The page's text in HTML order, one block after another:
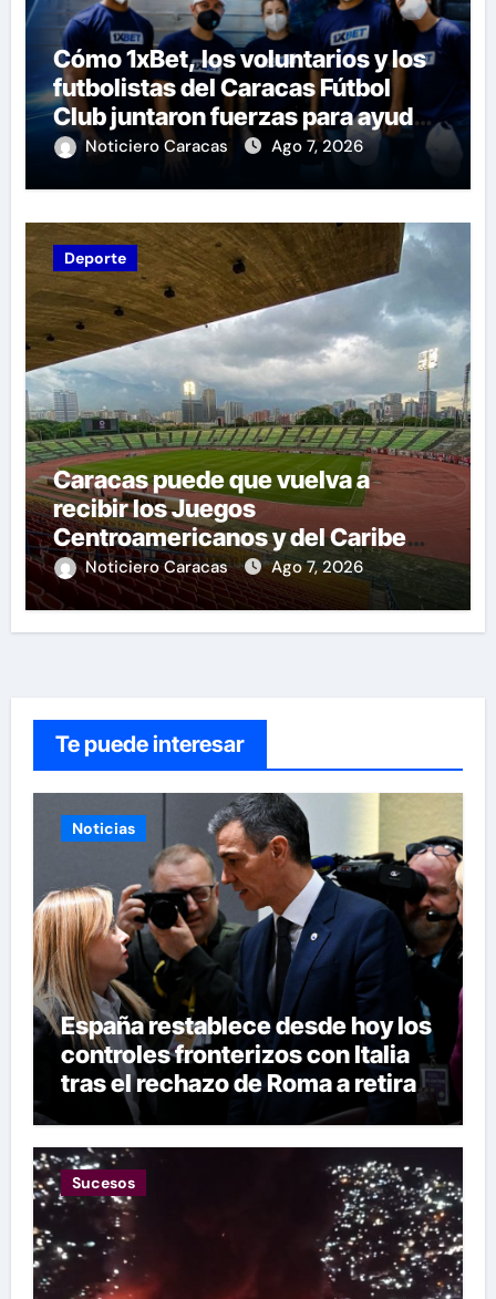
Cómo 1xBet, los voluntarios y los
futbolistas del Caracas Fútbol
Club juntaron fuerzas para ayudar
a las familias de Venezuela
Noticiero Caracas Ago 7, 2026
Deporte
Caracas puede que vuelva a
recibir los Juegos
Centroamericanos y del Caribe
tras mas de 70 años
Noticiero Caracas Ago 7, 2026
Te puede interesar
Noticias
España restablece desde hoy los
controles fronterizos con Italia
tras el rechazo de Roma a retirar
las restricciones
Sucesos